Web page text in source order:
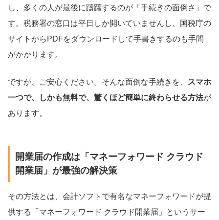
し、多くの人が最後に躊躇するのが「手続きの面倒さ」で
す。税務署の窓口は平日しか開いていませんし、国税庁の
サイトからPDFをダウンロードして手書きするのも手間
がかかります。
ですが、ご安心ください。そんな面倒な手続きを、
スマホ
一つで、しかも無料で、驚くほど簡単に終わらせる方法が
あります。
開業届の作成は「マネーフォワード クラウド
開業届」が最強の解決策
その方法とは、会計ソフトで有名なマネーフォワードが提
供する「マネーフォワード クラウド開業届」というサー